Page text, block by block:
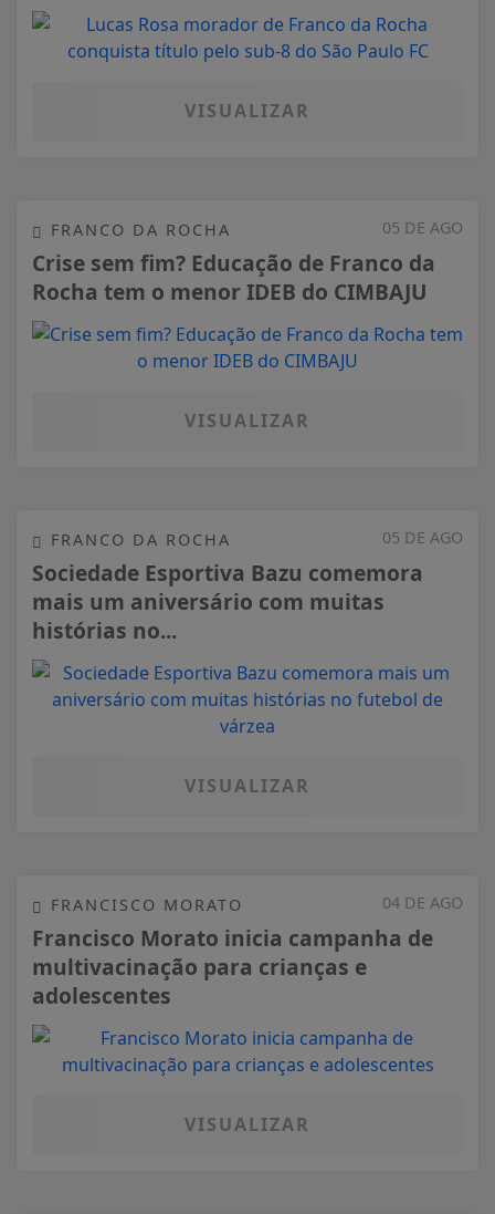
VISUALIZAR
05 DE AGO
FRANCO DA ROCHA
Crise sem fim? Educação de Franco da
Rocha tem o menor IDEB do CIMBAJU
VISUALIZAR
05 DE AGO
FRANCO DA ROCHA
Sociedade Esportiva Bazu comemora
mais um aniversário com muitas
histórias no...
VISUALIZAR
04 DE AGO
FRANCISCO MORATO
Francisco Morato inicia campanha de
multivacinação para crianças e
adolescentes
VISUALIZAR